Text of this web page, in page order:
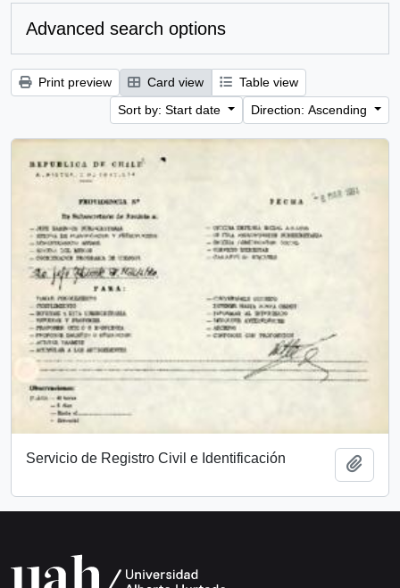
Advanced search options
Print preview Card view
Table view
Sort by: Start date
Direction: Ascending
Servicio de Registro Civil e Identificación